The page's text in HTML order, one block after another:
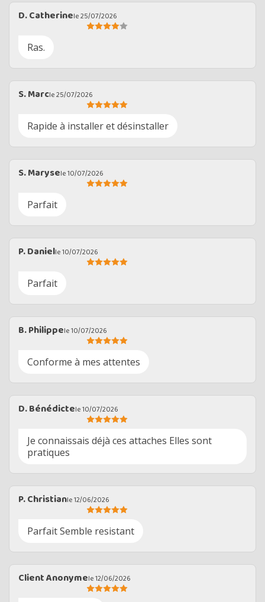
D. Catherinele 25/07/2026
Ras.
S. Marcle 25/07/2026
Rapide à installer et désinstaller
S. Marysele 10/07/2026
Parfait
P. Danielle 10/07/2026
Parfait
B. Philippele 10/07/2026
Conforme à mes attentes
D. Bénédictele 10/07/2026
Je connaissais déjà ces attaches Elles sont
pratiques
P. Christianle 12/06/2026
Parfait Semble resistant
Client Anonymele 12/06/2026